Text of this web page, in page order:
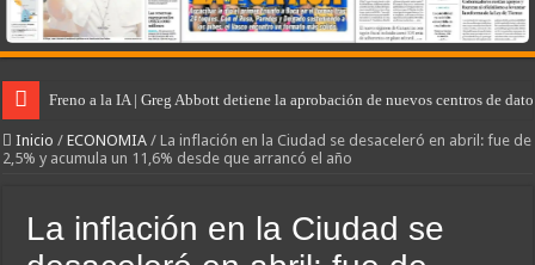
Freno a la IA | Greg Abbott detiene la aprobación de nuevos centros de
Inicio / ECONOMIA / La inflación en la Ciudad se desaceleró en abril: fue de
2,5% y acumula un 11,6% desde que arrancó el año
La inflación en la Ciudad se